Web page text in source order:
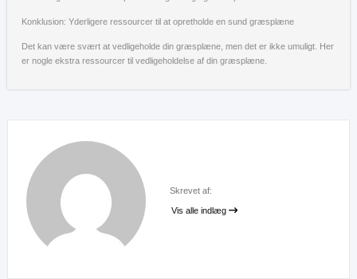
Konklusion: Yderligere ressourcer til at opretholde en sund græsplæne
Det kan være svært at vedligeholde din græsplæne, men det er ikke umuligt. Her
er nogle ekstra ressourcer til vedligeholdelse af din græsplæne.
Skrevet af:
Vis alle indlæg